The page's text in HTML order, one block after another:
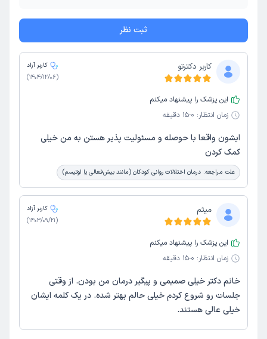
ثبت نظر
کاربر دکترتو
کاربر آزاد
(
1404/12/06
)
این پزشک را پیشنهاد میکنم
زمان انتظار: 0-15 دقیقه
ایشون واقعا با حوصله و مسئولیت پذیر هستن به من خیلی
کمک کردن
علت مراجعه: درمان اختلالات روانی کودکان (مانند بیش‌فعالی یا اوتیسم)
میثم
کاربر آزاد
(
1403/09/21
)
این پزشک را پیشنهاد میکنم
زمان انتظار: 0-15 دقیقه
خانم دکتر خیلی صمیمی و پیگیر درمان من بودن. از وقتی
جلسات رو شروع کردم خیلی حالم بهتر شده. در یک کلمه ایشان
خیلی عالی هستند.